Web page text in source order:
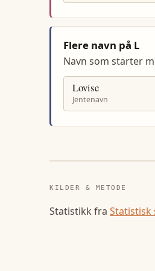
Flere navn på L
Navn som starter
Lovise
Jentenavn
KILDER & METODE
Statistikk fra Statistisk